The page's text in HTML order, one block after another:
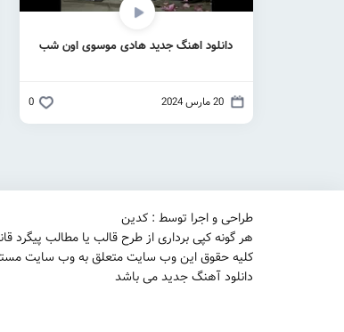
دانلود اهنگ جدید هادی موسوی اون شب
20 مارس 2024 0
طراحی و اجرا توسط : کدین
هر گونه کپی برداری از طرح قالب یا مطالب پیگرد
کلیه حقوق این وب سایت متعلق به وب سایت
دانلود آهنگ جدید می باشد